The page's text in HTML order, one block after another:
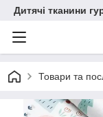
Дитячі тканини
Товари та